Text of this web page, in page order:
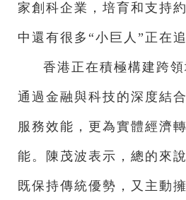
家創科企業，培育和支持
中還有很多“小巨人”正在
香港正在積極構建跨領
通過金融與科技的深度結
服務效能，更為實體經濟
能。陳茂波表示，總的來
既保持傳統優勢，又主動